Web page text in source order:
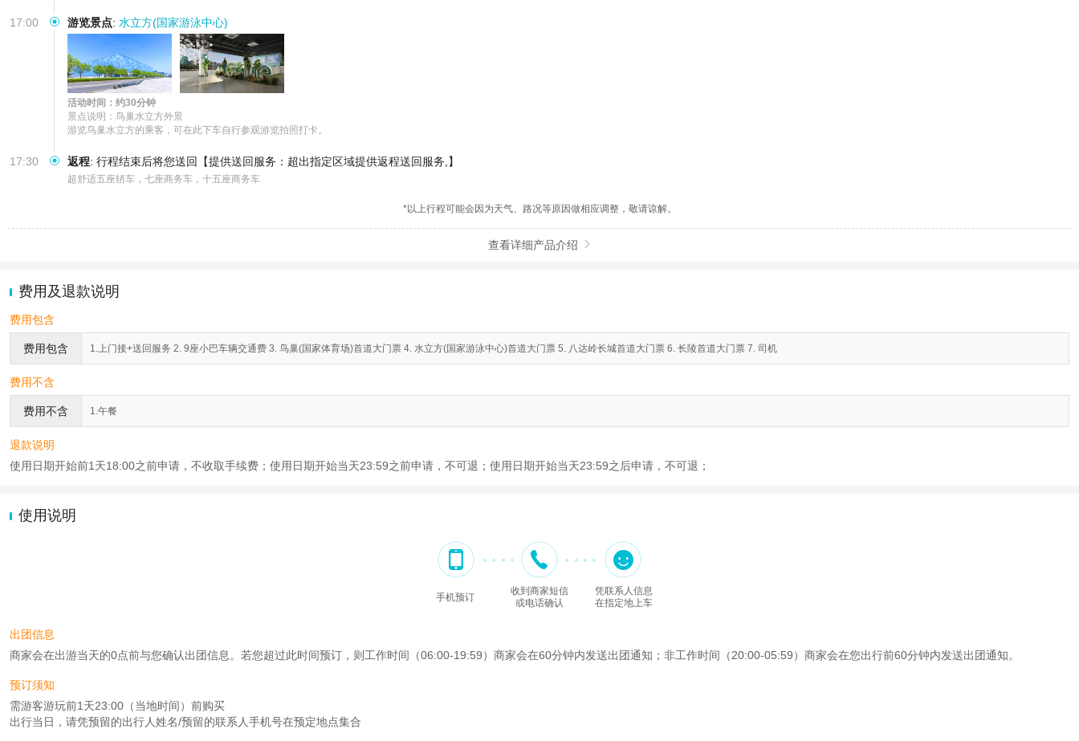
17:00 游览景点: 水立方(国家游泳中心)
活动时间：约30分钟
景点说明：鸟巢水立方外景
游览鸟巢水立方的乘客，可在此下车自行参观游览拍照打卡。
17:30 返程: 行程结束后将您送回【提供送回服务：超出指定区域提供返程送回服务,】
超舒适五座轿车，七座商务车，十五座商务车
*以上行程可能会因为天气、路况等原因做相应调整，敬请谅解。
查看详细产品介绍 
费用及退款说明
费用包含
费用包含 1.上门接+送回服务 2. 9座小巴车辆交通费 3. 鸟巢(国家体育场)首道大门票 4. 水立方(国家游泳中心)首道大门票 5. 八达岭长城首道大门票 6. 长陵首道大门票 7. 司机
费用不含
费用不含 1.午餐
退款说明
使用日期开始前1天18:00之前申请，不收取手续费；使用日期开始当天23:59之前申请，不可退；使用日期开始当天23:59之后申请，不可退；
使用说明
手机预订
收到商家短信
或电话确认
凭联系人信息
在指定地上车
出团信息
商家会在出游当天的0点前与您确认出团信息。若您超过此时间预订，则工作时间（06:00-19:59）商家会在60分钟内发送出团通知；非工作时间（20:00-05:59）商家会在您出行前60分钟内发送出团通知。
预订须知
需游客游玩前1天23:00（当地时间）前购买
出行当日，请凭预留的出行人姓名/预留的联系人手机号在预定地点集合